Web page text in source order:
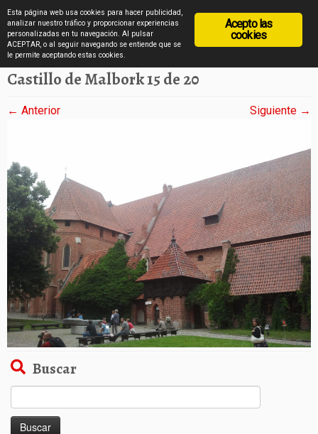
Saltar
al
diarioviajero.es
Inicio » El castillo de Malbork en imágenes
Castillo de Malbork 15 de 20
← Anterior Siguiente →
Buscar
Acepto las
cookies
Esta página web usa cookies para hacer publicidad,
analizar nuestro tráfico y proporcionar experiencias
personalizadas en tu navegación. Al pulsar
ACEPTAR, o al seguir navegando se entiende que se
le permite aceptando estas cookies.